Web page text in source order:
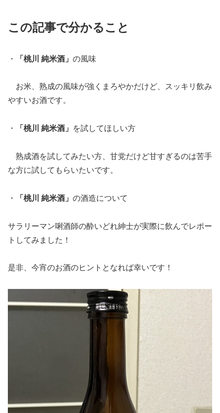
この記事で分かること
・ 「桃川 純米酒」 の風味
お米、熟成の風味が強くまろやかだけど、スッキリ飲み
やすいお酒です。
・ 「桃川 純米酒」 を試してほしい方
熟成酒を試してみたい方、甘党だけど甘すぎるのは苦手
な方に試してもらいたいです。
・ 「桃川 純米酒」 の酒造について
サラリーマン唎酒師の酔いどれ紳士が実際に飲んでレポー
トしてみました！
是非、今宵のお酒のヒントとなれば幸いです！